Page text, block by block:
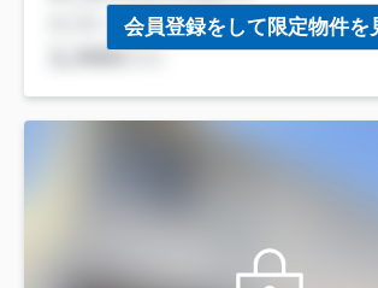
会員登録をして限定物件を